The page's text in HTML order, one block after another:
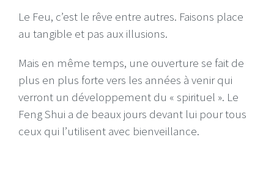
Le Feu, c’est le rêve entre autres. Faisons place
au tangible et pas aux illusions.
Mais en même temps, une ouverture se fait de
plus en plus forte vers les années à venir qui
verront un développement du « spirituel ». Le
Feng Shui a de beaux jours devant lui pour tous
ceux qui l’utilisent avec bienveillance.